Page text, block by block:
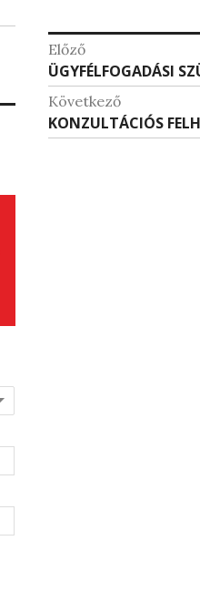
Bejegyzés
navigáció
Előző
Korábbi
bejegyzések:
ÜGYFÉLFOGADÁSI
Következő
Következő
bejegyzések:
KONZULTÁCIÓS